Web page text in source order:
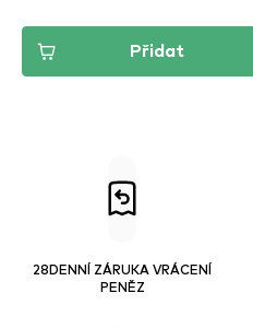
Přidat
28DENNÍ ZÁRUKA VRÁCENÍ
PENĚZ